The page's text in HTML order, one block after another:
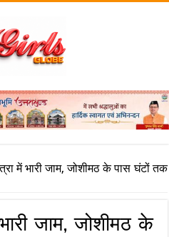
में भारी जाम, जोशीमठ के पास घंटों तक
जाम, जोशीमठ के